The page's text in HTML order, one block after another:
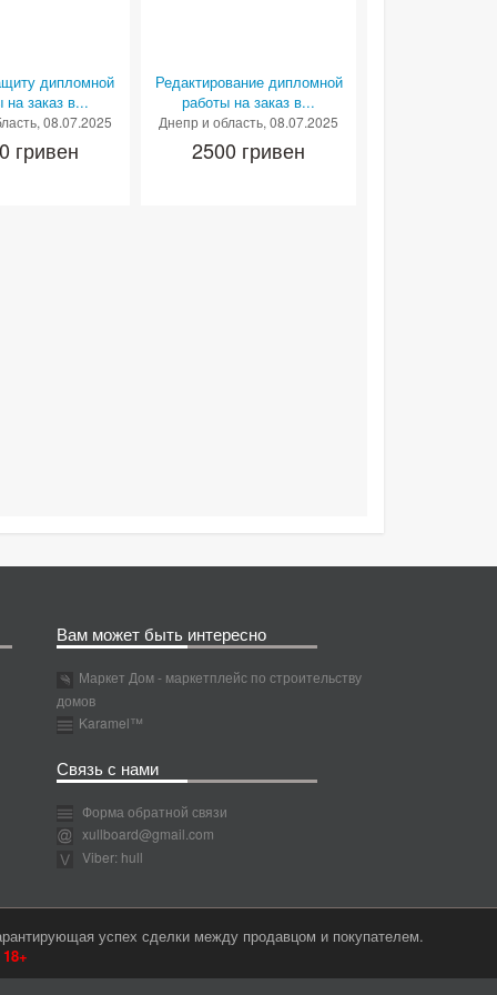
дипломной
на заказ в...
, 08.07.2025
гривен
Редактирование дипломной
работы на заказ в...
Днепр и область, 08.07.2025
2500 гривен
Вам может быть интересно
Маркет Дом - маркетплейс по строительству
домов
Karamel™
Связь с нами
Форма обратной связи
xullboard@gmail.com
Viber: hull
успех сделки между продавцом и покупателем.
18+